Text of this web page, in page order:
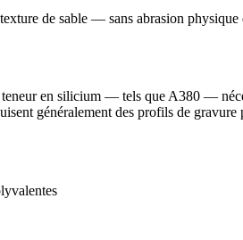
de sable — sans abrasion
teneur en silicium — tels que A380 —
généralement des profils de gravure